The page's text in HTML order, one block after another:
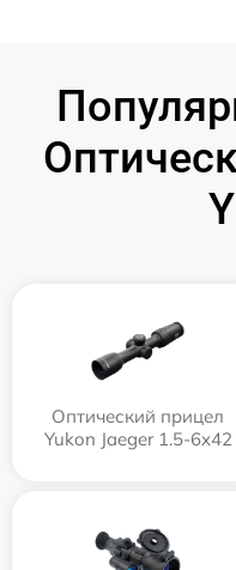
Оптический прицел
Yukon Jaeger 1.5-6x42